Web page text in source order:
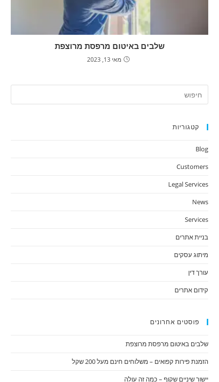
שלבים באיטום מרפסת מרוצפת
מאי 13, 2023
קטגוריות
Blog
Customers
Legal Services
News
Services
בניית אתרים
מיתוג עסקים
עורך דין
קידום אתרים
פוסטים אחרונים
שלבים באיטום מרפסת מרוצפת
הזמנת פירות קפואים – משלוחים חינם מעל 200 שקל
יישור שיניים שקוף – כמה זה עולה